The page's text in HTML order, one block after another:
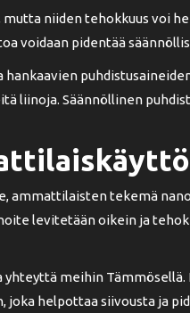
niiden tehokkuus voi
voidaan pidentää
liinoja. Säännöllinen
ammattilaisten tekemä
levitetään oikein ja
meihin
joka helpottaa siivousta ja